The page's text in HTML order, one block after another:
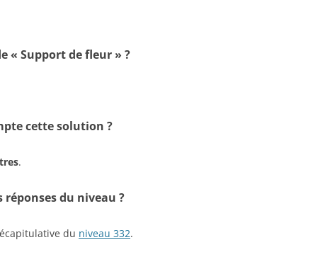
« Support de fleur » ?
cette solution ?
.
du niveau ?
du niveau 332.